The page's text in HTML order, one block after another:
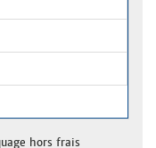
hors frais